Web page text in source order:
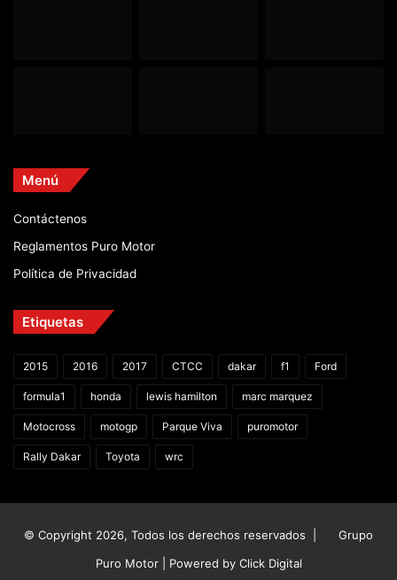
Menú
Contáctenos
Reglamentos Puro Motor
Política de Privacidad
Etiquetas
2015 2016 2017 CTCC dakar f1 Ford
formula1 honda lewis hamilton marc marquez
Motocross motogp Parque Viva puromotor
Rally Dakar Toyota wrc
© Copyright 2026, Todos los derechos reservados |
Grupo
Puro Motor | Powered by Click Digital